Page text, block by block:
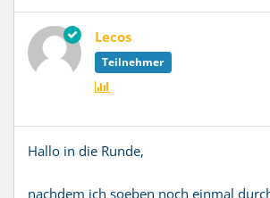
Lecos
Teilnehmer
Hallo in die Runde,
nachdem ich soeben noch einmal